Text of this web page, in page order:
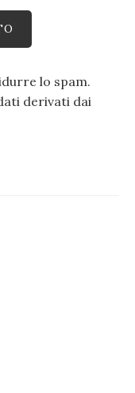
lo spam.
derivati dai